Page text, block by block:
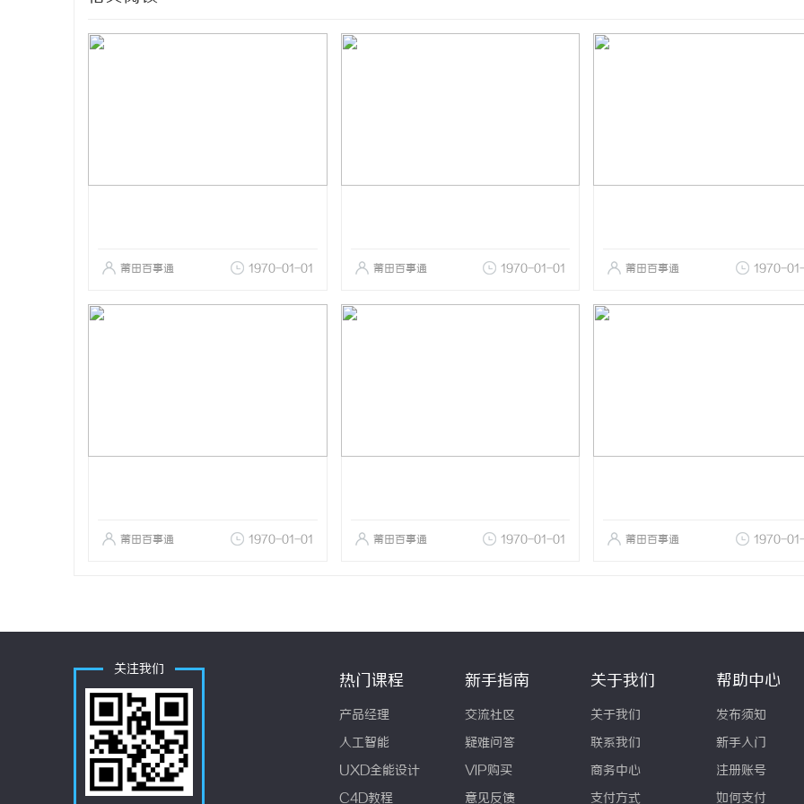
莆田百事通 1970-01-01 莆田百事通 1970-01-01 莆田百事通 1970-
莆田百事通 1970-01-01 莆田百事通 1970-01-01 莆田百事通 1970-
关注我们
热门课程
产品经理
人工智能
UXD全能设计
C4D教程
新手指南
交流社区
疑难问答
VIP购买
意见反馈
关于我们
关于我们
联系我们
商务中心
支付方式
帮助中心
发布须知
新手入门
注册账号
如何支付